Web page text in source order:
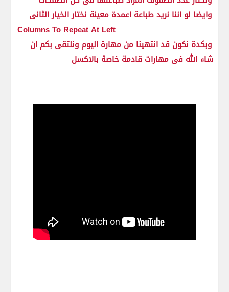
وايضا لو اننا نريد طباعة اعمدة معينة نختار الخيار الثانى
Columns To Repeat At Left
وبكدة نكون قد انتهينا من مهارة اليوم ونلتقى بكم ان
شاء الله فى مهارات قادمة خاصة بالاكسل